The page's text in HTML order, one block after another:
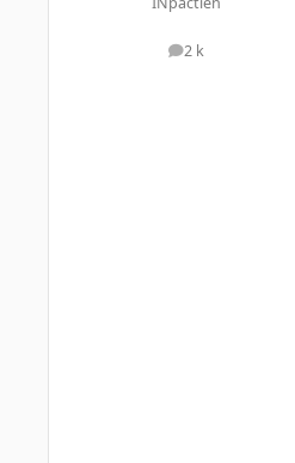
2 k
messages